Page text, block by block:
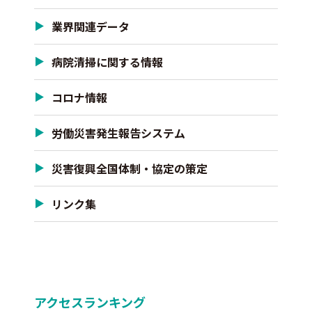
業界関連データ
病院清掃に関する情報
コロナ情報
労働災害発生報告システム
災害復興全国体制・協定の策定
リンク集
アクセスランキング